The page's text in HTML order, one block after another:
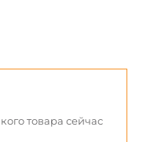
товара сейчас